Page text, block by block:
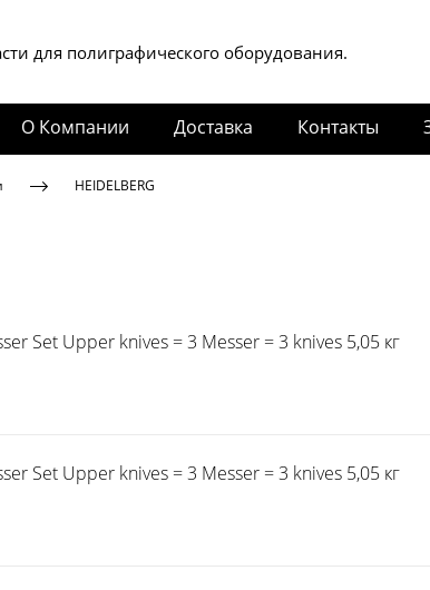
для полиграфического оборудования.
О Компании Доставка Контакты
HEIDELBERG
Set Upper knives = 3 Messer = 3 knives 5,05 кг
Set Upper knives = 3 Messer = 3 knives 5,05 кг